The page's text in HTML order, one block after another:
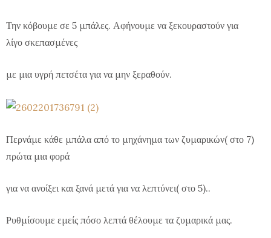
Την κόβουμε σε 5 μπάλες. Αφήνουμε να ξεκουραστούν για
λίγο σκεπασμένες
με μια υγρή πετσέτα για να μην ξεραθούν.
Περνάμε κάθε μπάλα από το μηχάνημα των ζυμαρικών( στο 7)
πρώτα μια φορά
για να ανοίξει και ξανά μετά για να λεπτύνει( στο 5)..
Ρυθμίσουμε εμείς πόσο λεπτά θέλουμε τα ζυμαρικά μας.